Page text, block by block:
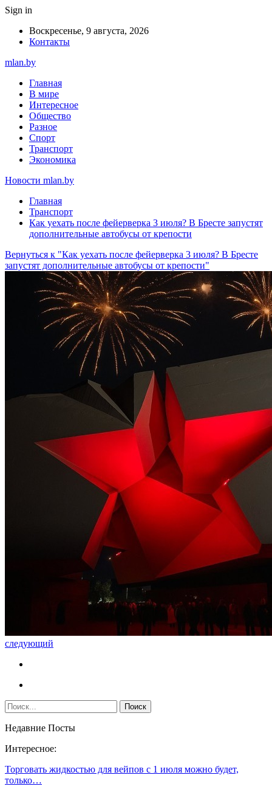
Sign in
Воскресенье, 9 августа, 2026
Контакты
mlan.by
Главная
В мире
Интересное
Общество
Разное
Спорт
Транспорт
Экономика
Новости mlan.by
Главная
Транспорт
Как уехать после фейерверка 3 июля? В Бресте запустят
дополнительные автобусы от крепости
Вернуться к "Как уехать после фейерверка 3 июля? В Бресте
запустят дополнительные автобусы от крепости"
следующий
Недавние Посты
Интересное:
Торговать жидкостью для вейпов с 1 июля можно будет,
только…